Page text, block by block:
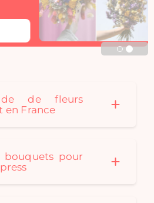
Les bouquets de fleurs
séchées Rosa Cadaqués
s'invitent dans votre
décoration. Rosa
Cadaques créé au fil des
pour convenir à tous les
styles de décoration. Un
écologique !
En savoir plus
de fleurs
en France
bouquets pour